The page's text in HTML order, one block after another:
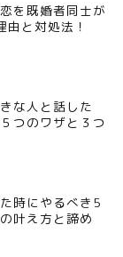
を既婚者同士が
由と対処法！
な人と話した
つのワザと３つ
時にやるべき5
叶え方と諦め